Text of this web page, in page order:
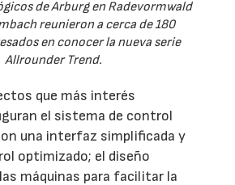
de Arburg en Radevormwald
reunieron a cerca de 180
en conocer la nueva serie
Allrounder Trend.
que más interés
el sistema de control
una interfaz simplificada y
optimizado; el diseño
máquinas para facilitar la